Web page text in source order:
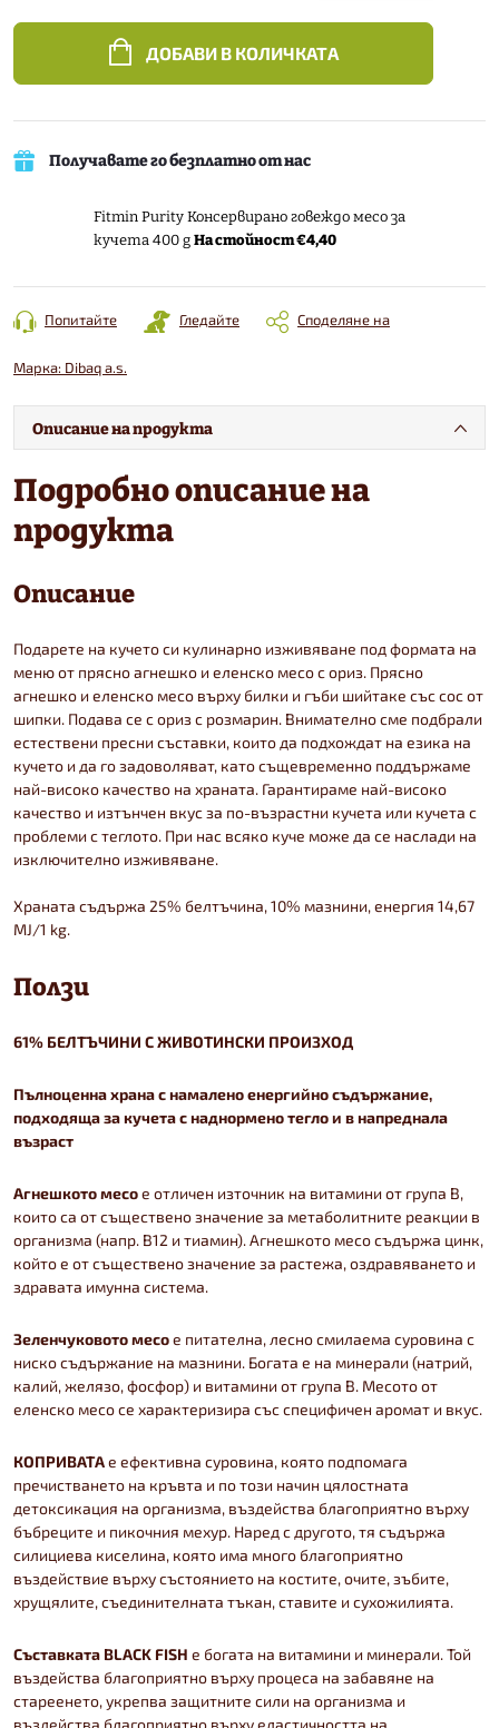
цена:
ДОБАВИ В КОЛИЧКАТА
Получавате го безплатно от нас
Fitmin Purity Консервирано говеждо месо за
кучета 400 gНа стойност €4,40
Попитайте Гледайте Споделяне на
Марка: Dibaq a.s.
Описание на продукта
Подробно описание на
продукта
Описание
Подарете на кучето си кулинарно изживяване под формата на
меню от прясно агнешко и еленско месо с ориз. Прясно
агнешко и еленско месо върху билки и гъби шийтаке със сос от
шипки. Подава се с ориз с розмарин. Внимателно сме подбрали
естествени пресни съставки, които да подхождат на езика на
кучето и да го задоволяват, като същевременно поддържаме
най-високо качество на храната. Гарантираме най-високо
качество и изтънчен вкус за по-възрастни кучета или кучета с
проблеми с теглото. При нас всяко куче може да се наслади на
изключително изживяване.
Храната съдържа 25% белтъчина, 10% мазнини, енергия 14,67
MJ/1 kg.
Ползи
61% БЕЛТЪЧИНИ С ЖИВОТИНСКИ ПРОИЗХОД
Пълноценна храна с намалено енергийно съдържание,
подходяща за кучета с наднормено тегло и в напреднала
възраст
Агнешкото месое отличен източник на витамини от група В,
които са от съществено значение за метаболитните реакции в
организма (напр. В12 и тиамин). Агнешкото месо съдържа цинк,
който е от съществено значение за растежа, оздравяването и
здравата имунна система.
Зеленчуковото месое питателна, лесно смилаема суровина с
ниско съдържание на мазнини. Богата е на минерали (натрий,
калий, желязо, фосфор) и витамини от група В. Месото от
еленско месо се характеризира със специфичен аромат и вкус.
КОПРИВАТАе ефективна суровина, която подпомага
пречистването на кръвта и по този начин цялостната
детоксикация на организма, въздейства благоприятно върху
бъбреците и пикочния мехур. Наред с другото, тя съдържа
силициева киселина, която има много благоприятно
въздействие върху състоянието на костите, очите, зъбите,
хрущялите, съединителната тъкан, ставите и сухожилията.
Съставката BLACK FISH е богата на витамини и минерали. Той
въздейства благоприятно върху процеса на забавяне на
стареенето, укрепва защитните сили на организма и
въздейства благоприятно върху еластичността на